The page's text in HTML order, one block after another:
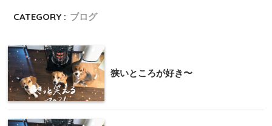
CATEGORY : ブログ
狭いところが好き〜